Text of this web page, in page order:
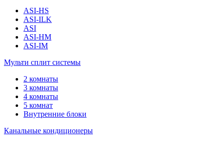
ASI-HS
ASI-ILK
ASI
ASI-HM
ASI-IM
Мульти сплит системы
2 комнаты
3 комнаты
4 комнаты
5 комнат
Внутренние блоки
Канальные кондиционеры